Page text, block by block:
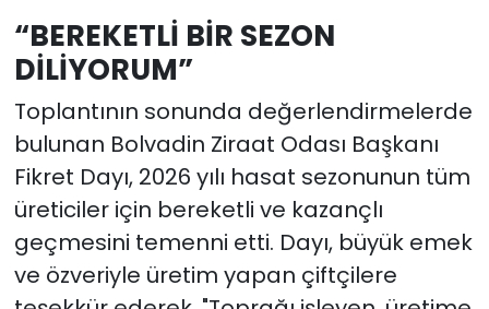
“BEREKETLİ BİR SEZON
DİLİYORUM”
Toplantının sonunda değerlendirmelerde
bulunan Bolvadin Ziraat Odası Başkanı
Fikret Dayı, 2026 yılı hasat sezonunun tüm
üreticiler için bereketli ve kazançlı
geçmesini temenni etti. Dayı, büyük emek
ve özveriyle üretim yapan çiftçilere